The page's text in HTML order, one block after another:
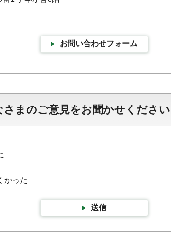
お問い合わせフォーム
まのご意見をお聞かせください
かった
送信